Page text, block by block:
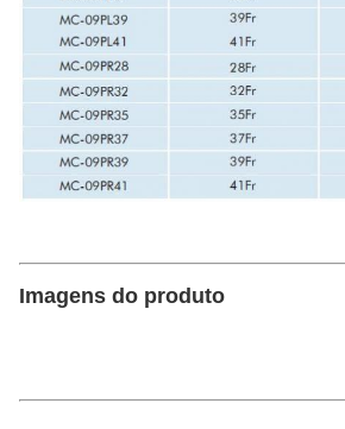
Imagens do produto